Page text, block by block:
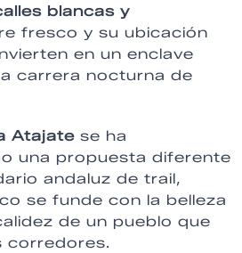
blancas y
fresco y su ubicación
en un enclave
carrera nocturna de
Atajate se ha
una propuesta diferente
andaluz de trail,
se funde con la belleza
de un pueblo que
corredores.